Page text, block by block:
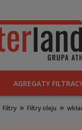
AGREGATY
Filtry » Filtry oleju »